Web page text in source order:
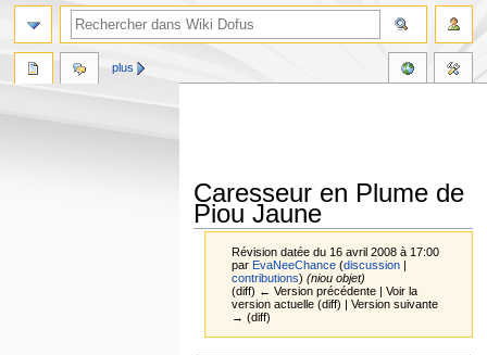
Caresseur en Plume de
Piou Jaune
Révision datée du 16 avril 2008 à 17:00
parEvaNeeChance (discussion |
contributions) (niou objet)
(diff) ← Version précédente | Voir la
version actuelle (diff) | Version suivante
→ (diff)
plus